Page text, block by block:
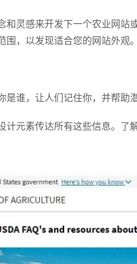
和灵感来开发下一个农业网
，以发现适合您的网站外观。
是谁，让人们记住你，并帮助
计元素传达所有这些信息。了